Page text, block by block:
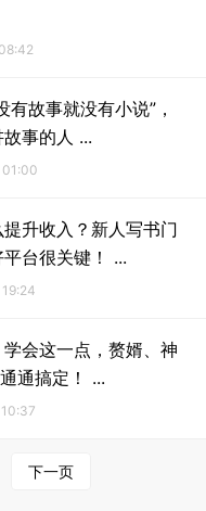
有故事就没有小说”，
事的人 ...
升收入？新人写书门
台很关键！ ...
会这一点，赘婿、神
通搞定！ ...
下一页